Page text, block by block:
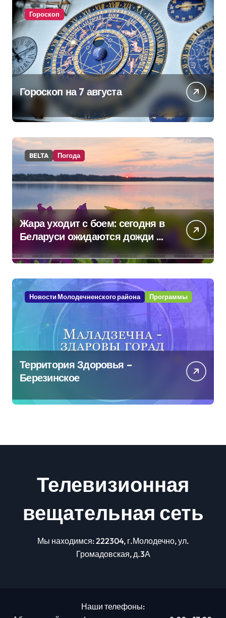
Гороскоп
Гороскоп на 7 августа
BELTA Погода
Жара уходит с боем: сегодня в
Беларуси ожидаются дожди и
грозы
Новости Молодечненского района Программы
Территория Здоровья –
Березинское
Телевизионная
вещательная сеть
Мы находимся: 222304, г.Молодечно, ул.
Громадовская, д.3А
Наши телефоны: